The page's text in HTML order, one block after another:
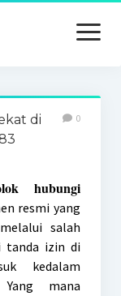
open
menu
di
0
hubungi
resmi yang
salah
tanda izin di
kedalam
mana